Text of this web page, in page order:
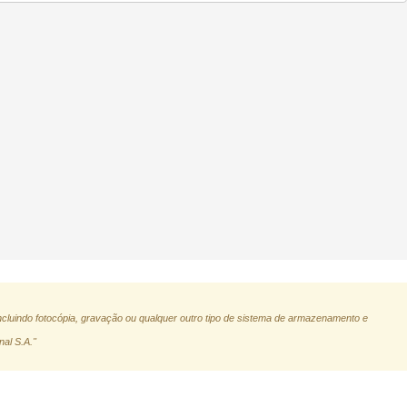
fotocópia, gravação ou qualquer outro tipo de sistema de armazenamento e
S.A."